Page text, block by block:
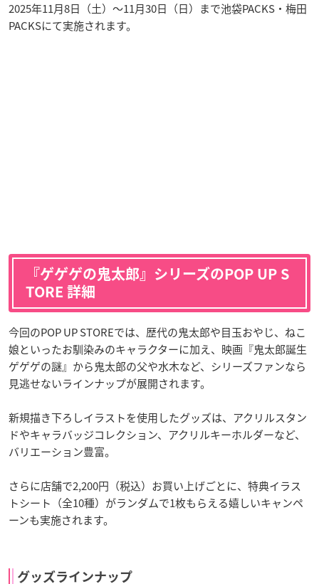
2025年11月8日（土）〜11月30日（日）まで池袋PACKS・梅田
PACKSにて実施されます。
『ゲゲゲの鬼太郎』シリーズのPOP UP S
TORE 詳細
今回のPOP UP STOREでは、歴代の鬼太郎や目玉おやじ、ねこ
娘といったお馴染みのキャラクターに加え、映画『鬼太郎誕生
ゲゲゲの謎』から鬼太郎の父や水木など、シリーズファンなら
見逃せないラインナップが展開されます。
新規描き下ろしイラストを使用したグッズは、アクリルスタン
ドやキャラバッジコレクション、アクリルキーホルダーなど、
バリエーション豊富。
さらに店舗で2,200円（税込）お買い上げごとに、特典イラス
トシート（全10種）がランダムで1枚もらえる嬉しいキャンペ
ーンも実施されます。
グッズラインナップ